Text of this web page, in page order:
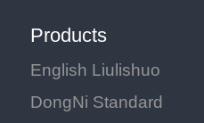
Products
English Liulishuo
DongNi Standard